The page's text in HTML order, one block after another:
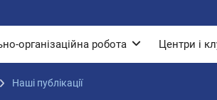
організаційна робота Центри і
Наші публікації